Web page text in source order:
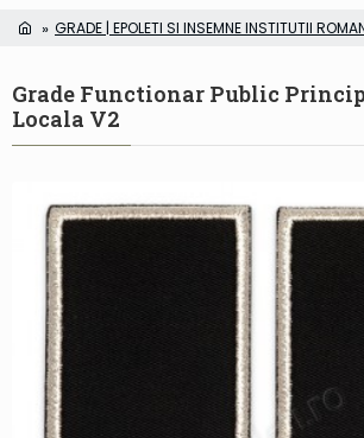
GRADE | EPOLETI SI INSEMNE INSTITUTII
Grade Functionar Public
Locala V2